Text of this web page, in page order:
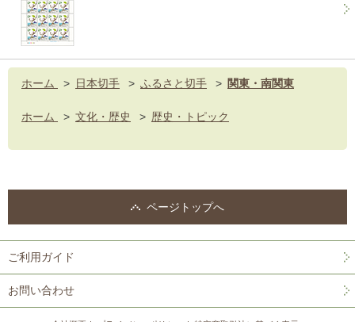
ホーム > 日本切手 > ふるさと切手 > 関東・南関東
ホーム > 文化・歴史 > 歴史・トピック
ページトップへ
ご利用ガイド
お問い合わせ